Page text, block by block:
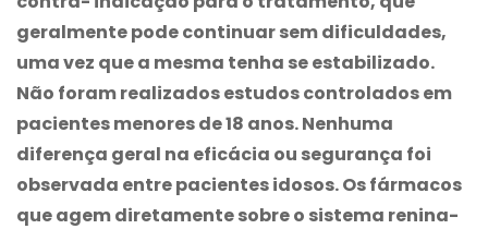
geralmente pode continuar sem dificuldades,
uma vez que a mesma tenha se estabilizado.
Não foram realizados estudos controlados em
pacientes menores de 18 anos. Nenhuma
diferença geral na eficácia ou segurança foi
observada entre pacientes idosos. Os fármacos
que agem diretamente sobre o sistema renina-